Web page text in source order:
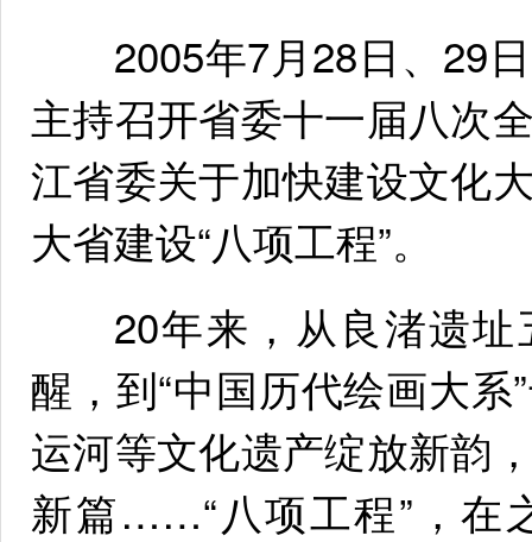
2005年7月28日、29日
主持召开省委十一届八次
江省委关于加快建设文化
大省建设“八项工程”。
20年来，从良渚遗址
醒，到“中国历代绘画大
运河等文化遗产绽放新韵
新篇……“八项工程”，在